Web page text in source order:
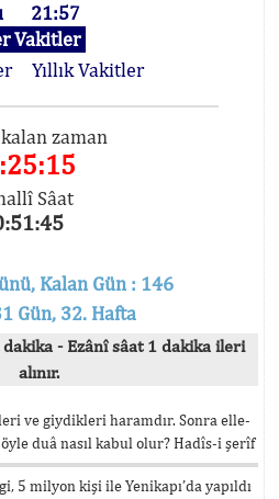
21:57
Vakitler
Yıllık Vakitler
zaman
Sâat
Kalan Gün : 146
Gün, 32. Hafta
dakika - Ezânî sâat 1 dakika ileri
alınır.
ve giydikleri haramdır. Sonra elle-
duâ nasıl kabul olur? Hadîs-i şerîf
5 milyon kişi ile Yenikapı’da yapıldı